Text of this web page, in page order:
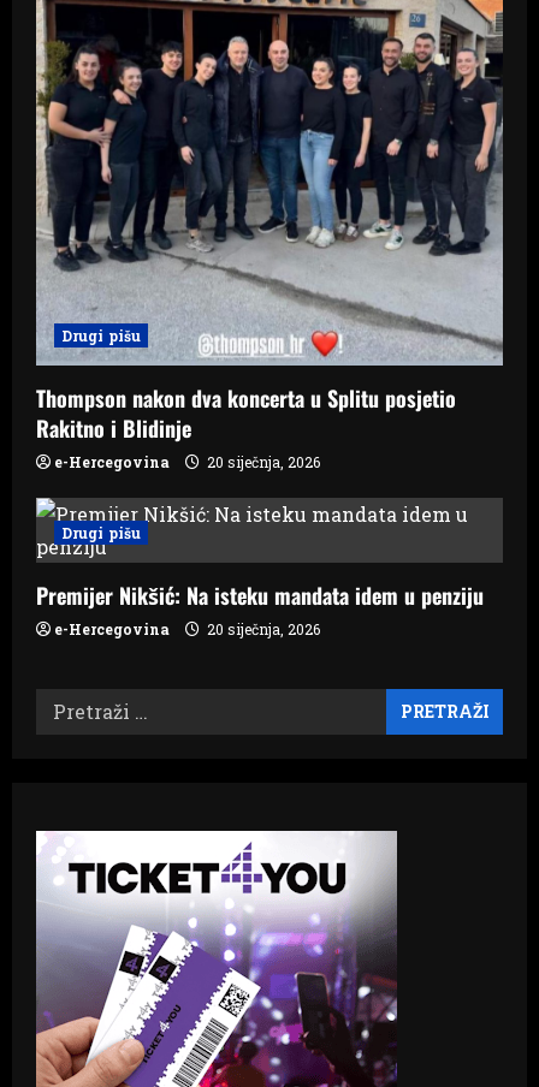
Drugi pišu
Thompson nakon dva koncerta u Splitu posjetio
Rakitno i Blidinje
e-Hercegovina 20 siječnja, 2026
Drugi pišu
Premijer Nikšić: Na isteku mandata idem u penziju
e-Hercegovina 20 siječnja, 2026
Pretraži: